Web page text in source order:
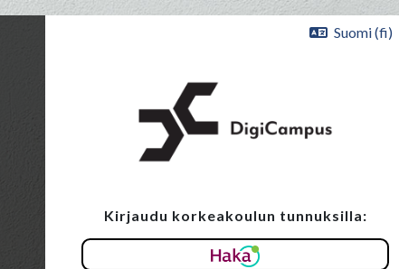
Suomi ‎(fi)‎
Ohita luodaksesi uuden tilin
Kirjaudu korkeakoulun tunnuksilla: